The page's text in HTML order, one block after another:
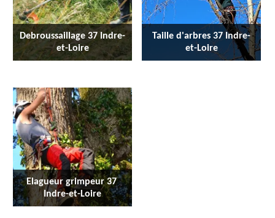
Debroussaillage 37 Indre-
et-Loire
Taille d'arbres 37 Indre-
et-Loire
Elagueur grimpeur 37
Indre-et-Loire